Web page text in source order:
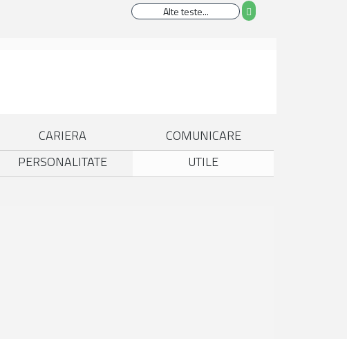
CARIERA
COMUNICARE
PERSONALITATE
UTILE